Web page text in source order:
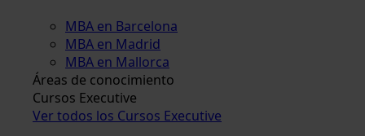
MBA en Barcelona
MBA en Madrid
MBA en Mallorca
Áreas de conocimiento
Cursos Executive
Ver todos los Cursos Executive